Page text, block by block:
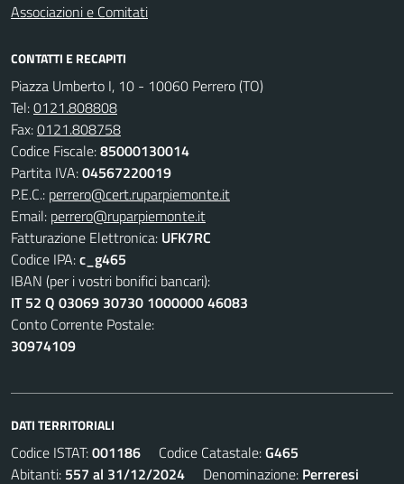
Associazioni e Comitati
CONTATTI E RECAPITI
Piazza Umberto I, 10 - 10060 Perrero (TO)
Tel:0121.808808
Fax:0121.808758
Codice Fiscale:85000130014
Partita IVA:04567220019
P.E.C.: perrero@cert.ruparpiemonte.it
Email: perrero@ruparpiemonte.it
Fatturazione Elettronica: UFK7RC
Codice IPA:c_g465
IBAN (per i vostri bonifici bancari):
IT 52 Q 03069 30730 1000000 46083
Conto Corrente Postale:
30974109
DATI TERRITORIALI
Codice ISTAT:001186 Codice Catastale:G465
Abitanti: 557 al 31/12/2024 Denominazione: Perreresi